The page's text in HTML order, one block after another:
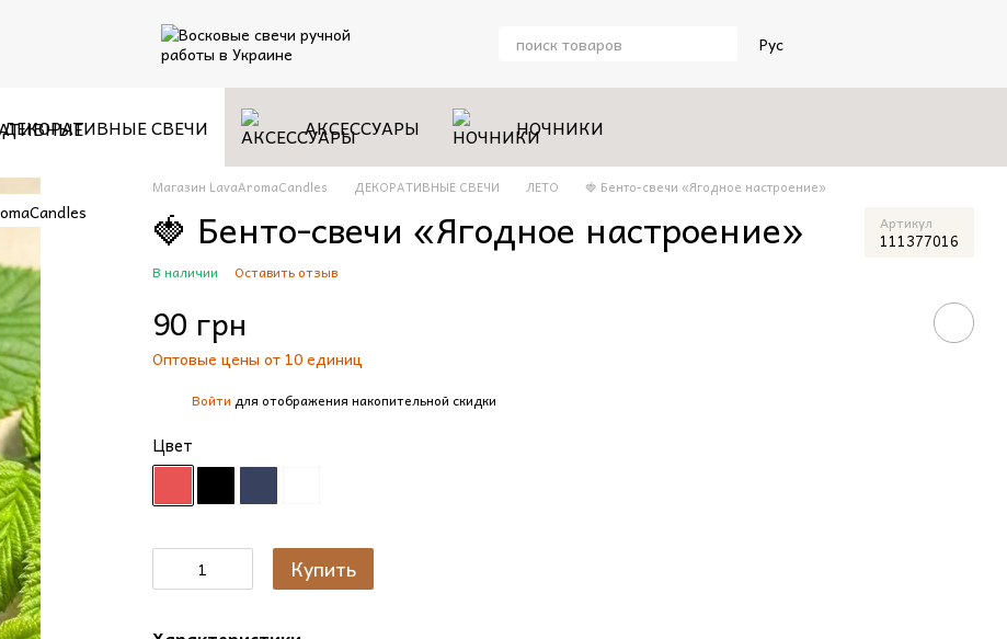
Рус
ДЕКОРАТИВНЫЕ СВЕЧИ АКСЕССУАРЫ НОЧНИКИ
Магазин LavaAromaCandles ДЕКОРАТИВНЫЕ СВЕЧИ ЛЕТО 🍓 Бенто-свечи «Ягодное настроение»
🍓 Бенто-свечи «Ягодное настроение» Артикул
111377016
В наличии Оставить отзыв
90 грн
Оптовые цены от 10 единиц
Войти для отображения накопительной скидки
Цвет
Купить